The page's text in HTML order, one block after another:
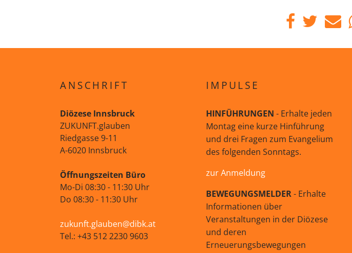
ANSCHRIFT
Diözese Innsbruck
ZUKUNFT.glauben
Riedgasse 9-11
A-6020 Innsbruck
Öffnungszeiten Büro
Mo-Di 08:30 - 11:30 Uhr
Do 08:30 - 11:30 Uhr
zukunft.glauben@dibk.at
Tel.: +43 512 2230 9603
IMPULSE
HINFÜHRUNGEN - Erhalte jeden
Montag eine kurze Hinführung
und drei Fragen zum Evangelium
des folgenden Sonntags.
zur Anmeldung
BEWEGUNGSMELDER- Erhalte
Informationen über
Veranstaltungen in der Diözese
und deren
Erneuerungsbewegungen